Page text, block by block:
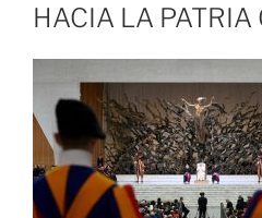
HACIA LA PATRIA